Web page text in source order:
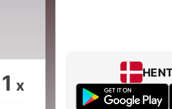
1 x